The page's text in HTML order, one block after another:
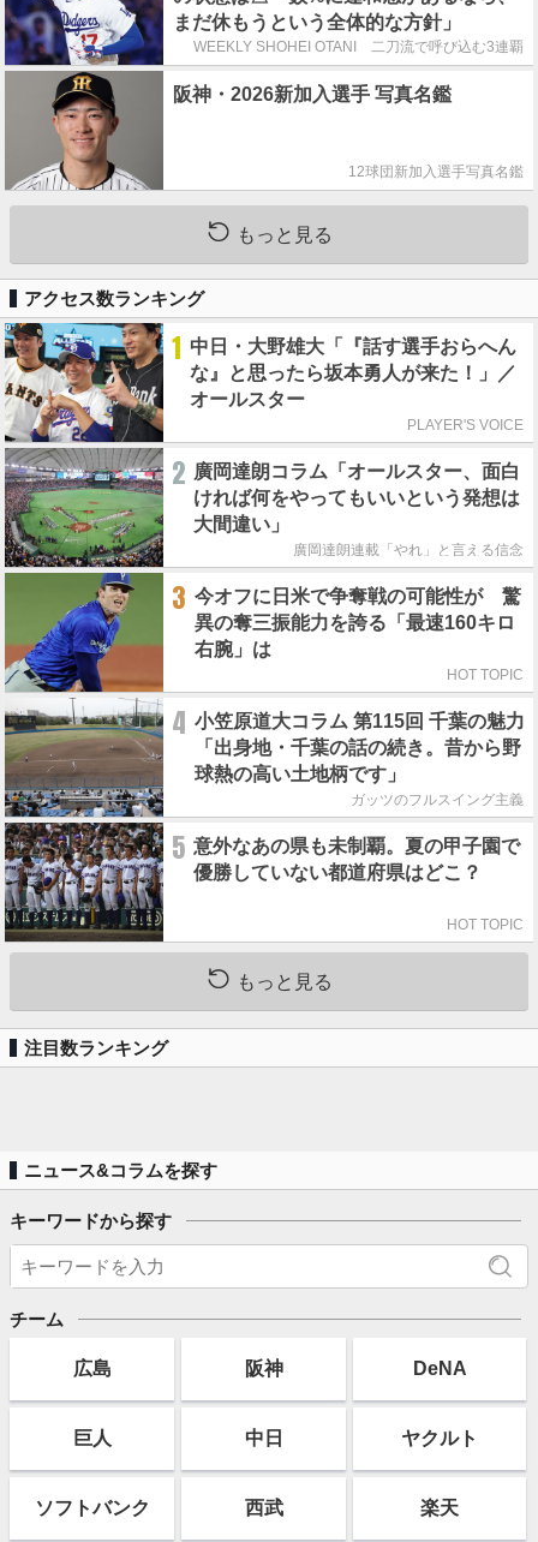
まだ休もうという全体的な方針」
WEEKLY SHOHEI OTANI 二刀流で呼び込む3連覇
阪神・2026新加入選手 写真名鑑
12球団新加入選手写真名鑑
もっと見る
アクセス数ランキング
1 中日・大野雄大「『話す選手おらへん
な』と思ったら坂本勇人が来た！」／
オールスター
PLAYER'S VOICE
2 廣岡達朗コラム「オールスター、面白
ければ何をやってもいいという発想は
大間違い」
廣岡達朗連載「やれ」と言える信念
3 今オフに日米で争奪戦の可能性が 驚
異の奪三振能力を誇る「最速160キロ
右腕」は
HOT TOPIC
4 小笠原道大コラム 第115回 千葉の魅力
「出身地・千葉の話の続き。昔から野
球熱の高い土地柄です」
ガッツのフルスイング主義
5 意外なあの県も未制覇。夏の甲子園で
優勝していない都道府県はどこ？
HOT TOPIC
もっと見る
注目数ランキング
ニュース&コラムを探す
キーワードから探す
チーム
広島 阪神 DeNA
巨人 中日 ヤクルト
ソフトバンク 西武 楽天